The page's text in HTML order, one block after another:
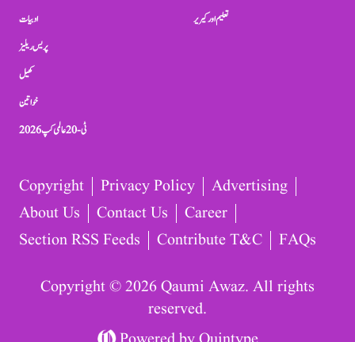
ادبیات
پریس ریلیز
کھیل
خواتین
ٹی-20 عالمی کپ 2026
تعلیم اور کیریر
Copyright Privacy Policy
Advertising
About Us
Contact Us
Career
Section RSS Feeds
Contribute T&C FAQs
Copyright © 2026 Qaumi Awaz. All rights
reserved.